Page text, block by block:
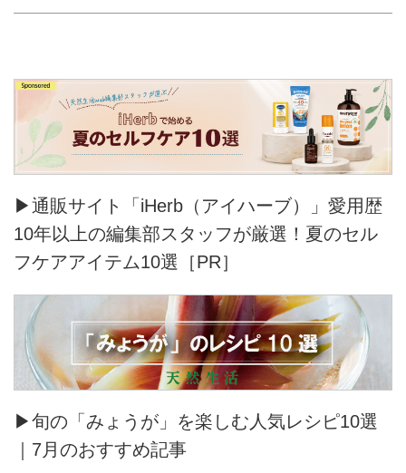
▶通販サイト「iHerb（アイハーブ）」愛用歴
10年以上の編集部スタッフが厳選！夏のセル
フケアアイテム10選［PR］
▶旬の「みょうが」を楽しむ人気レシピ10選
｜7月のおすすめ記事